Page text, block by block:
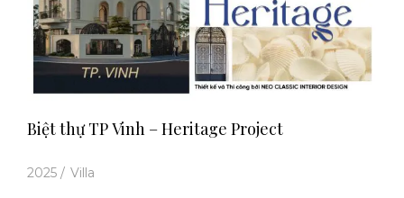
Biệt thự TP Vinh – Heritage Project
2025 / Villa